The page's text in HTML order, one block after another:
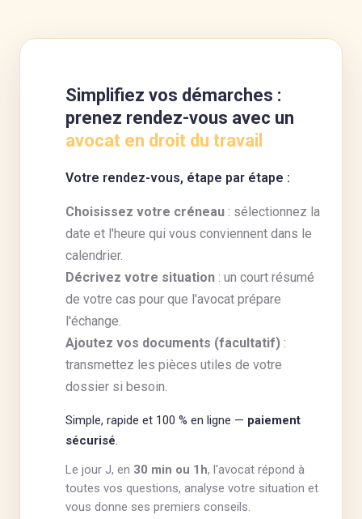
Simplifiez vos démarches :
prenez rendez-vous avec un
avocat en droit du travail
Votre rendez-vous, étape par étape :
Choisissez votre créneau : sélectionnez la
date et l'heure qui vous conviennent dans le
calendrier.
Décrivez votre situation : un court résumé
de votre cas pour que l'avocat prépare
l'échange.
Ajoutez vos documents (facultatif) :
transmettez les pièces utiles de votre
dossier si besoin.
Simple, rapide et 100 % en ligne — paiement
sécurisé.
Le jour J, en 30 min ou 1h, l'avocat répond à
toutes vos questions, analyse votre situation et
vous donne ses premiers conseils.